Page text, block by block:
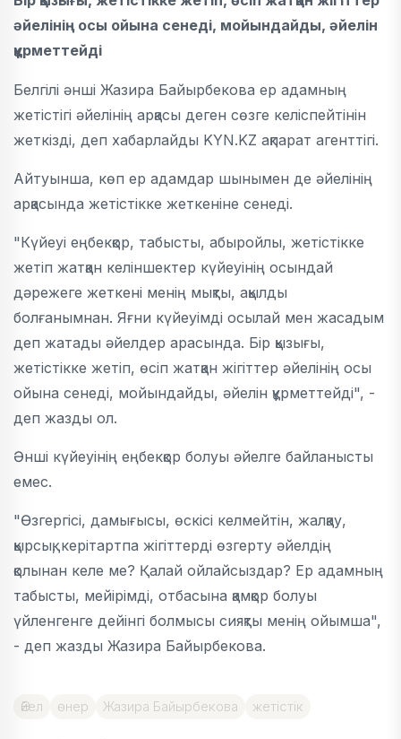
әйелінің осы ойына сенеді, мойындайды, әйелін
құрметтейді
Белгілі әнші Жазира Байырбекова ер адамның
жетістігі әйелінің арқасы деген сөзге келіспейтінін
жеткізді, деп хабарлайды KYN.KZ ақпарат агенттігі.
Айтуынша, көп ер адамдар шынымен де әйелінің
арқасында жетістікке жеткеніне сенеді.
"Күйеуі еңбекқор, табысты, абыройлы, жетістікке
жетіп жатқан келіншектер күйеуінің осындай
дәрежеге жеткені менің мықты, ақылды
болғанымнан. Яғни күйеуімді осылай мен жасадым
деп жатады әйелдер арасында. Бір қызығы,
жетістікке жетіп, өсіп жатқан жігіттер әйелінің осы
ойына сенеді, мойындайды, әйелін құрметтейді", -
деп жазды ол.
Әнші күйеуінің еңбекқор болуы әйелге байланысты
емес.
"Өзгергісі, дамығысы, өскісі келмейтін, жалқау,
қырсық, керітартпа жігіттерді өзгерту әйелдің
қолынан келе ме? Қалай ойлайсыздар? Ер адамның
табысты, мейірімді, отбасына қамқор болуы
үйленгенге дейінгі болмысы сияқты менің ойымша",
- деп жазды Жазира Байырбекова.
Әйел өнер Жазира Байырбекова жетістік